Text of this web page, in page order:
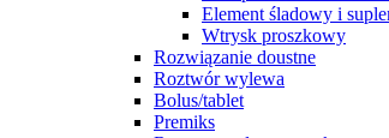
Element śladowy i
Wtrysk proszkowy
Rozwiązanie doustne
Roztwór wylewa
Bolus/tablet
Premiks